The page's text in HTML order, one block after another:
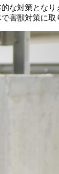
な対策とな
害獣対策に取